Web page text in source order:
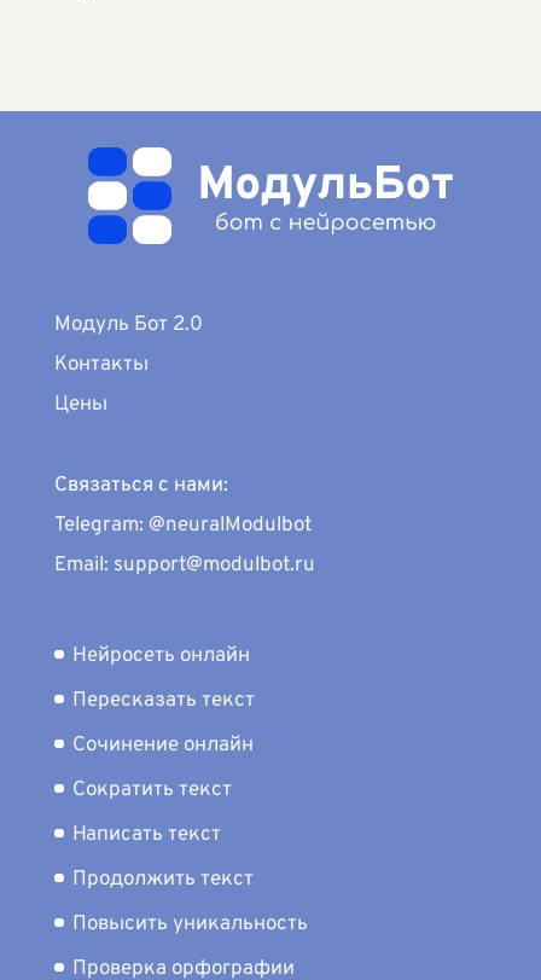
Модуль Бот 2.0
Контакты
Цены
Связаться с нами:
Telegram: @neuralModulbot
Email: support@modulbot.ru
Нейросеть онлайн
Пересказать текст
Сочинение онлайн
Сократить текст
Написать текст
Продолжить текст
Повысить уникальность
Проверка орфографии